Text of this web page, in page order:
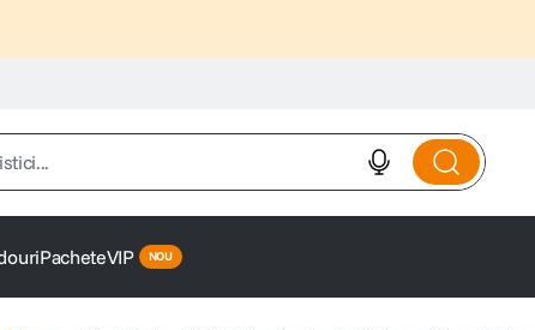
PacheteVIP